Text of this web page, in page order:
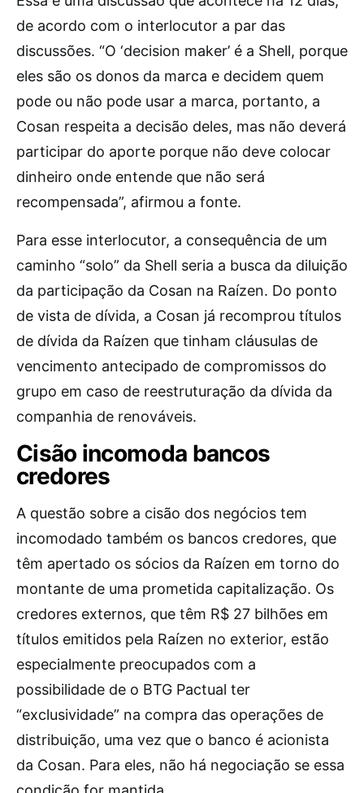
de acordo com o interlocutor a par das
discussões. “O ‘decision maker’ é a Shell, porque
eles são os donos da marca e decidem quem
pode ou não pode usar a marca, portanto, a
Cosan respeita a decisão deles, mas não deverá
participar do aporte porque não deve colocar
dinheiro onde entende que não será
recompensada”, afirmou a fonte.
Para esse interlocutor, a consequência de um
caminho “solo” da Shell seria a busca da diluição
da participação da Cosan na Raízen. Do ponto
de vista de dívida, a Cosan já recomprou títulos
de dívida da Raízen que tinham cláusulas de
vencimento antecipado de compromissos do
grupo em caso de reestruturação da dívida da
companhia de renováveis.
Cisão incomoda bancos
credores
A questão sobre a cisão dos negócios tem
incomodado também os bancos credores, que
têm apertado os sócios da Raízen em torno do
montante de uma prometida capitalização. Os
credores externos, que têm R$ 27 bilhões em
títulos emitidos pela Raízen no exterior, estão
especialmente preocupados com a
possibilidade de o BTG Pactual ter
“exclusividade” na compra das operações de
distribuição, uma vez que o banco é acionista
da Cosan. Para eles, não há negociação se essa